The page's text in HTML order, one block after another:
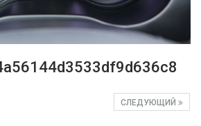
СЛЕДУЮЩИЙ